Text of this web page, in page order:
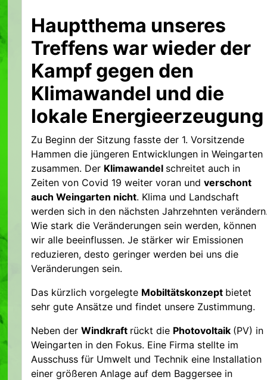
Hauptthema unseres
Treffens war wieder der
Kampf gegen den
Klimawandel und die
lokale Energieerzeugung
Zu Beginn der Sitzung fasste der 1. Vorsitzende
Hammen die jüngeren Entwicklungen in Weingarten
zusammen. Der Klimawandel schreitet auch in
Zeiten von Covid 19 weiter voran und verschont
auch Weingarten nicht. Klima und Landschaft
werden sich in den nächsten Jahrzehnten
Wie stark die Veränderungen sein werden, können
wir alle beeinflussen. Je stärker wir Emissionen
reduzieren, desto geringer werden bei uns die
Veränderungen sein.
Das kürzlich vorgelegte Mobiltätskonzept bietet
sehr gute Ansätze und findet unsere Zustimmung.
Neben der Windkraft rückt die Photovoltaik (PV) in
Weingarten in den Fokus. Eine Firma stellte im
Ausschuss für Umwelt und Technik eine Installation
einer größeren Anlage auf dem Baggersee in